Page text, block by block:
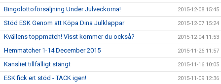
Bingolottoförsäljning Under Julveckorna! 2015-12-08 15:45
Stöd ESK Genom att Köpa Dina Julklappar 2015-12-07 15:24
Kvällens toppmatch! Visst kommer du också? 2015-12-04 11:53
Hemmatcher 1-14 December 2015 2015-11-26 11:57
Kansliet tillfälligt stängt 2015-11-16 10:05
ESK fick ert stöd - TACK igen! 2015-11-09 12:36